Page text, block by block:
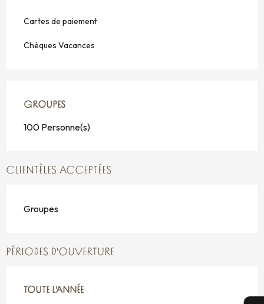
Cartes de paiement
Chèques Vacances
GROUPES
GROUPES
100 Personne(s)
CLIENTÈLES ACCEPTÉES
Groupes
PÉRIODES D'OUVERTURE
TOUTE L'ANNÉE
TOUTE L'ANNÉE